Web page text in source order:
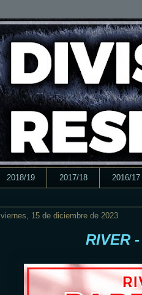
2018/19 2017/18 2016/17
viernes, 15 de diciembre de 2023
RIVER